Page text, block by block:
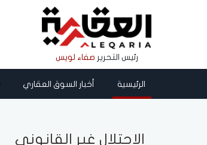
رئيس التحرير صفاء لويس
الرئيسية أخبار السوق العقاري
الاحتلال غير القانوني